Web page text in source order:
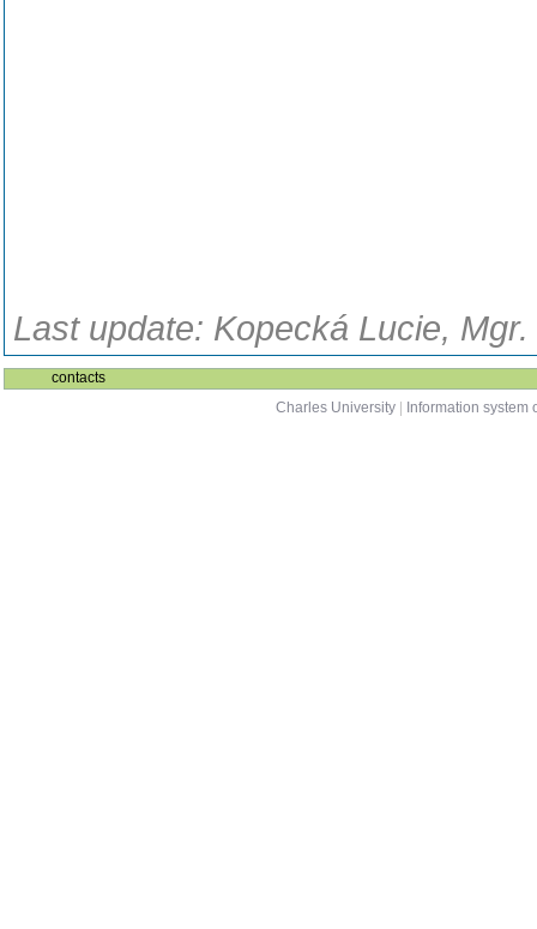
Last update: Kopecká Lucie,
contacts
Charles University
Information